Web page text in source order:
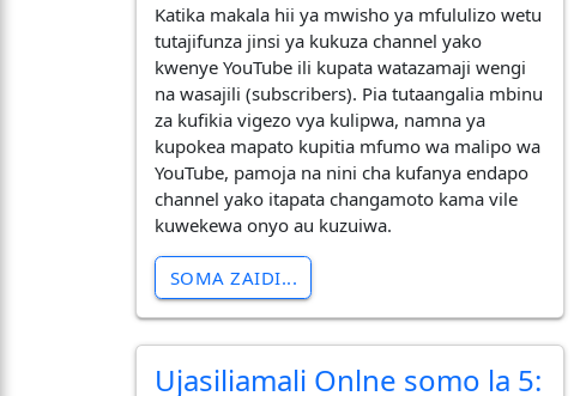
Katika makala hii ya mwisho ya mfululizo wetu
tutajifunza jinsi ya kukuza channel yako
kwenye YouTube ili kupata watazamaji wengi
na wasajili (subscribers). Pia tutaangalia mbinu
za kufikia vigezo vya kulipwa, namna ya
kupokea mapato kupitia mfumo wa malipo wa
YouTube, pamoja na nini cha kufanya endapo
channel yako itapata changamoto kama vile
kuwekewa onyo au kuzuiwa.
SOMA ZAIDI...
Ujasiliamali Onlne somo la 5: